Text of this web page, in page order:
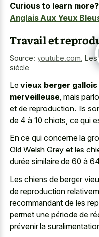
Curious to learn
Anglais Aux Yeux
Travail et
Source: youtube.com, Les
siècle
Le vieux berger
merveilleuse , mais
et de reproduction. Ils
de 4 à 10 chiots, ce qui
En ce qui concerne la
Old Welsh Grey et les
durée similaire de 60 à
Les chiens de berger
de reproduction
recommandant de les
permet une période de
prévenir la